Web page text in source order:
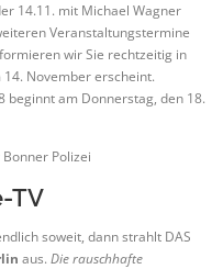
14.11. mit Michael Wagner
Veranstaltungstermine
wir Sie rechtzeitig in
November erscheint.
beginnt am Donnerstag, den 18.
Polizei
TV
soweit, dann strahlt DAS
aus. Die rauschhafte